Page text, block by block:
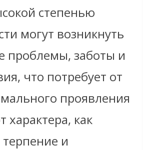
степенью
могут возникнуть
проблемы, заботы и
что потребует от
проявления
характера, как
и